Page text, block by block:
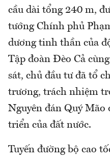
cầu dài tổng 240 m,
tướng Chính phủ
dương tinh thần của
Tập đoàn Đèo Cả
sát, chủ đầu tư đã tổ
trương, trách nhiệm
Nguyên đán Quý Mão
triển của đất nước.
Tuyến đường bộ cao